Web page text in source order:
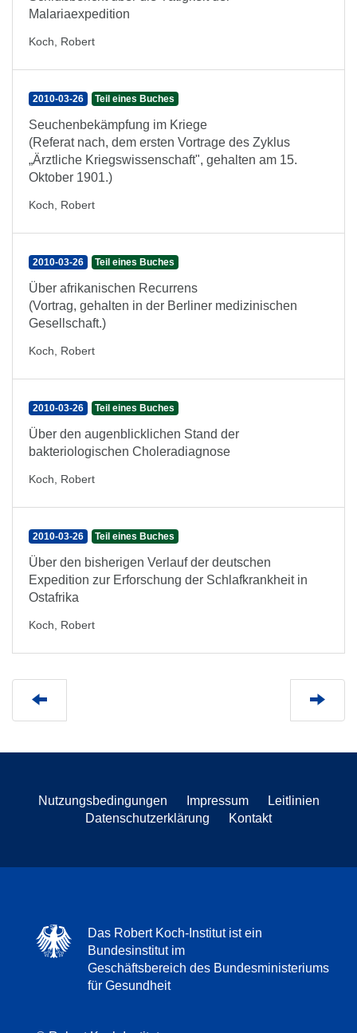
Malariaexpedition
Koch, Robert
2010-03-26 Teil eines Buches
Seuchenbekämpfung im Kriege
(Referat nach, dem ersten Vortrage des Zyklus
„Ärztliche Kriegswissenschaft", gehalten am 15.
Oktober 1901.)
Koch, Robert
2010-03-26 Teil eines Buches
Über afrikanischen Recurrens
(Vortrag, gehalten in der Berliner medizinischen
Gesellschaft.)
Koch, Robert
2010-03-26 Teil eines Buches
Über den augenblicklichen Stand der
bakteriologischen Choleradiagnose
Koch, Robert
2010-03-26 Teil eines Buches
Über den bisherigen Verlauf der deutschen
Expedition zur Erforschung der Schlafkrankheit in
Ostafrika
Koch, Robert
Nutzungsbedingungen Impressum
Leitlinien
Datenschutzerklärung
Kontakt
Das Robert Koch-Institut ist ein
Bundesinstitut im
Geschäftsbereich des Bundesministeriums
für Gesundheit